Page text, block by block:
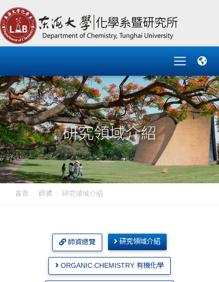
研究領域介紹
首頁 師資 研究領域介紹
師資總覽 研究領域介紹
ORGANIC CHEMISTRY 有機化學